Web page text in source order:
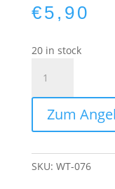
€5,90
20 in stock
Schwarz
Metall
quantity
Zum
SKU: WT-076